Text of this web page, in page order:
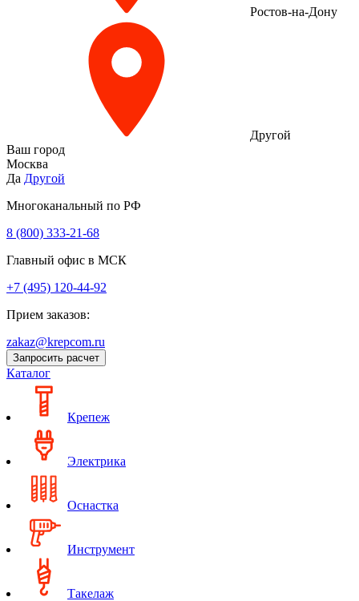
Ростов-на-Дону
Другой
Ваш город
Москва
Да Другой
Многоканальный по РФ
8 (800) 333‑21-68
Главный офис в МСК
+7 (495) 120-44-92
Прием заказов:
zakaz@krepcom.ru
Запросить расчет
Каталог
Крепеж
Электрика
Оснастка
Инструмент
Такелаж